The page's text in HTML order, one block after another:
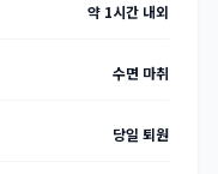
약 1시간 내외
수면 마취
당일 퇴원